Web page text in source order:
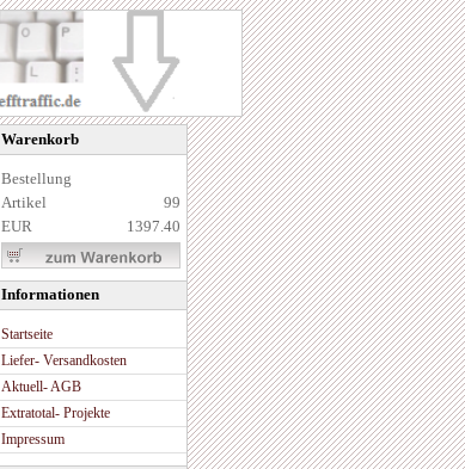
Warenkorb
Bestellung
Artikel
99
EUR
1397.40
Informationen
Startseite
Liefer- Versandkosten
Aktuell- AGB
Extratotal- Projekte
Impressum